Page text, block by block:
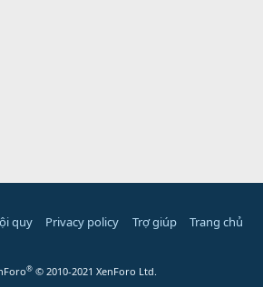
quy Privacy policy Trợ giúp Trang chủ
® © 2010-2021 XenForo Ltd.